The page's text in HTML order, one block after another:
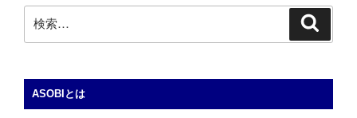
索:
ASOBIとは